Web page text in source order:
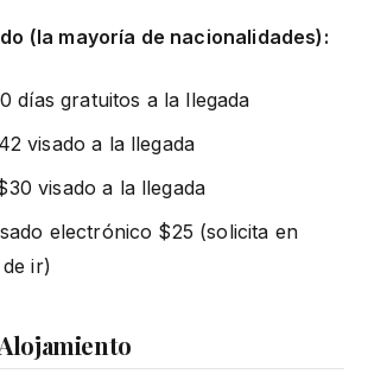
(la mayoría de nacionalidades):
días gratuitos a la llegada
visado a la llegada
visado a la llegada
electrónico $25 (solicita en
ir)